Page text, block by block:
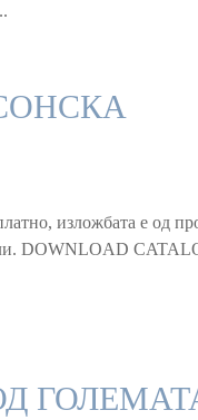
изложбата е од
DOWNLOAD